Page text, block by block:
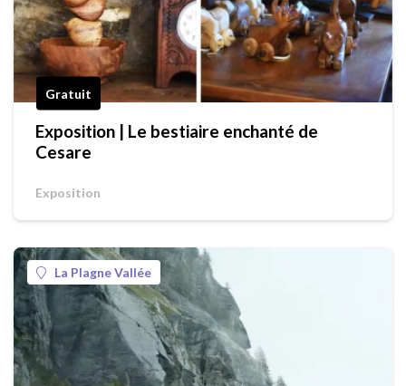
Gratuit
Exposition | Le bestiaire enchanté de
Cesare
Exposition
La Plagne Vallée